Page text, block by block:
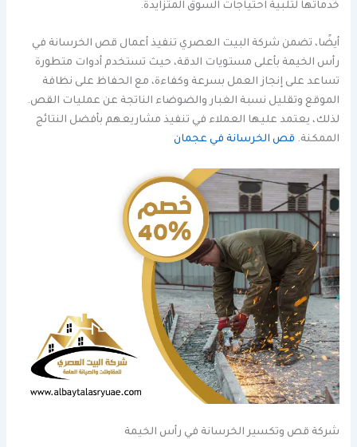
خدماتها لتلبية احتياجات السوق المتزايدة.
أيضًا، تضمن شركة البيت العصري تنفيذ أعمال قص الخرسانة في
رأس الخيمة بأعلى مستويات الدقة، حيث تستخدم أدوات متطورة
تساعد على إنجاز العمل بسرعة وكفاءة، مع الحفاظ على نظافة
الموقع وتقليل نسبة الغبار والضوضاء الناتجة عن عمليات القص.
لذلك، يعتمد عليها العملاء في تنفيذ مشاريعهم بأفضل النتائج
الممكنة. قص الخرسانة في عجمان
شركة قص وتكسير الخرسانة في رأس الخيمة